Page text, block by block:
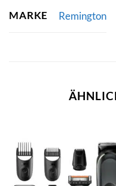
MARKE Remington